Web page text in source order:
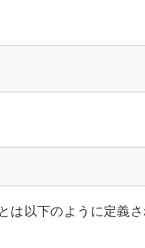
は以下のように定義さ